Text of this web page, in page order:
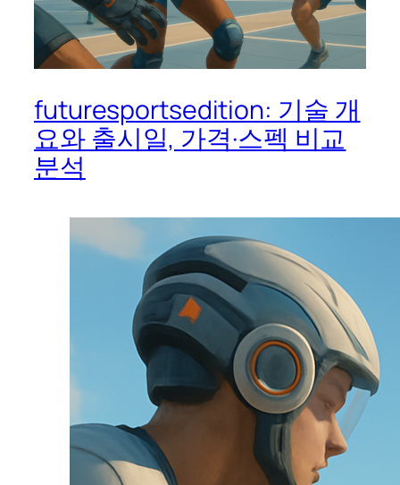
futuresportsedition: 기술 개
요와 출시일, 가격·스펙 비교
분석